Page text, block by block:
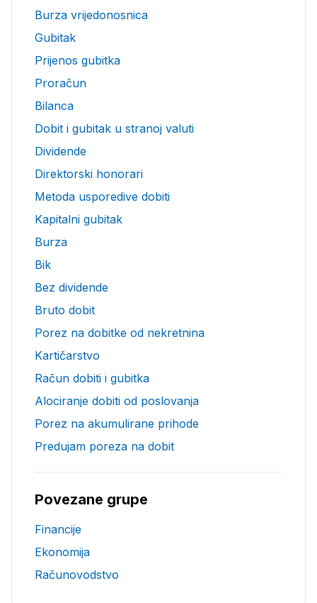
Burza vrijedonosnica
Gubitak
Prijenos gubitka
Proračun
Bilanca
Dobit i gubitak u stranoj valuti
Dividende
Direktorski honorari
Metoda usporedive dobiti
Kapitalni gubitak
Burza
Bik
Bez dividende
Bruto dobit
Porez na dobitke od nekretnina
Kartičarstvo
Račun dobiti i gubitka
Alociranje dobiti od poslovanja
Porez na akumulirane prihode
Predujam poreza na dobit
Povezane grupe
Financije
Ekonomija
Računovodstvo